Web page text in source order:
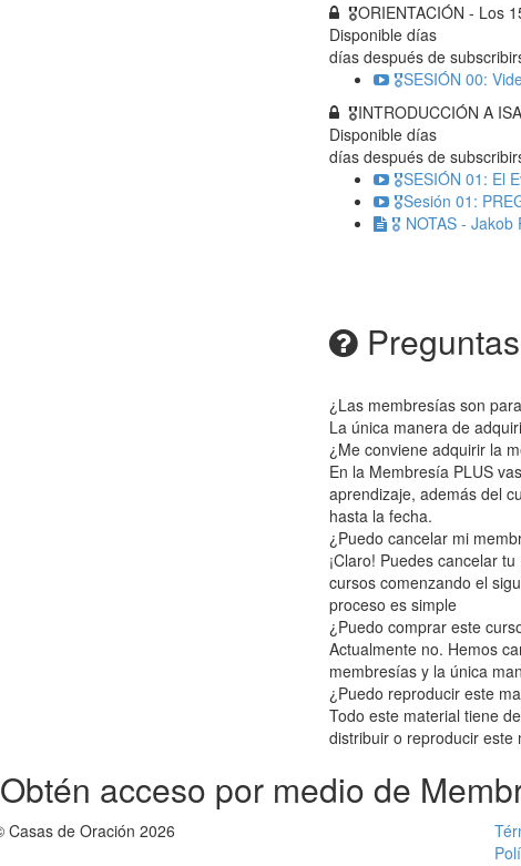
🎖ORIENTACIÓN - Los
Disponible días
días después de
🎖SESIÓN 00:
🎖INTRODUCCIÓN A
Disponible días
días después de
🎖SESIÓN 01: El
🎖Sesión 01:
🎖 NOTAS - Jakob
¿Las membresías son
La única manera de
¿Me conviene adquirir la
En la Membresía PLUS
aprendizaje, además del
hasta la fecha.
¿Puedo cancelar mi
¡Claro! Puedes cancelar
cursos comenzando el
proceso es simple
¿Puedo comprar este
Actualmente no. Hemos
membresías y la única
¿Puedo reproducir este
Todo este material tiene
distribuir o reproducir este
Obtén acceso por medio de
Casas de Oración 2026